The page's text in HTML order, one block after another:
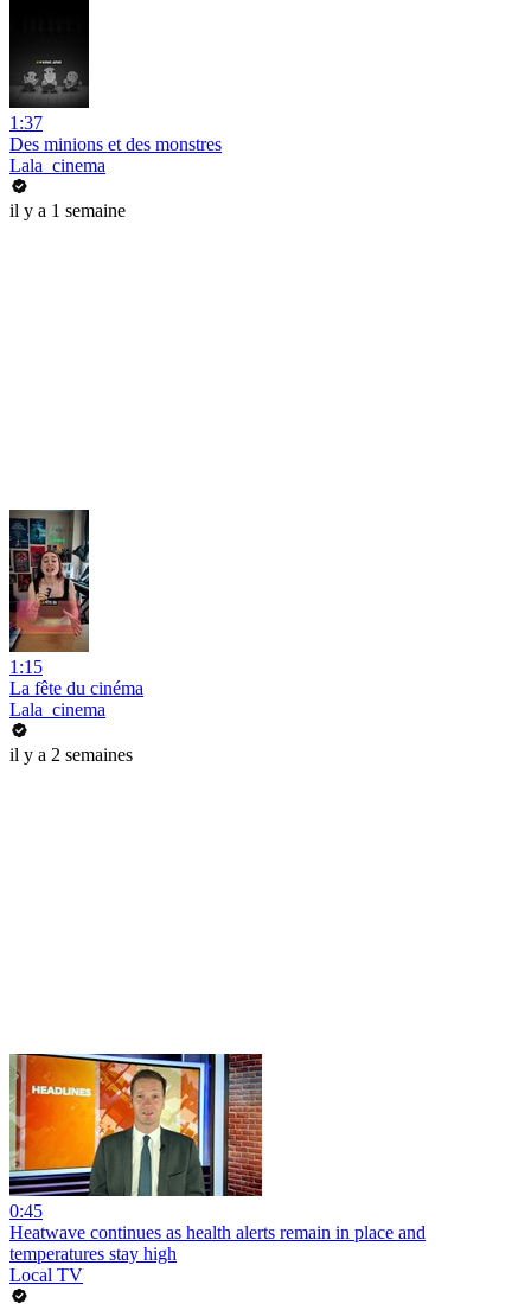
1:37
Des minions et des monstres
Lala_cinema
il y a 1 semaine
1:15
La fête du cinéma
Lala_cinema
il y a 2 semaines
0:45
Heatwave continues as health alerts remain in place and
temperatures stay high
Local TV